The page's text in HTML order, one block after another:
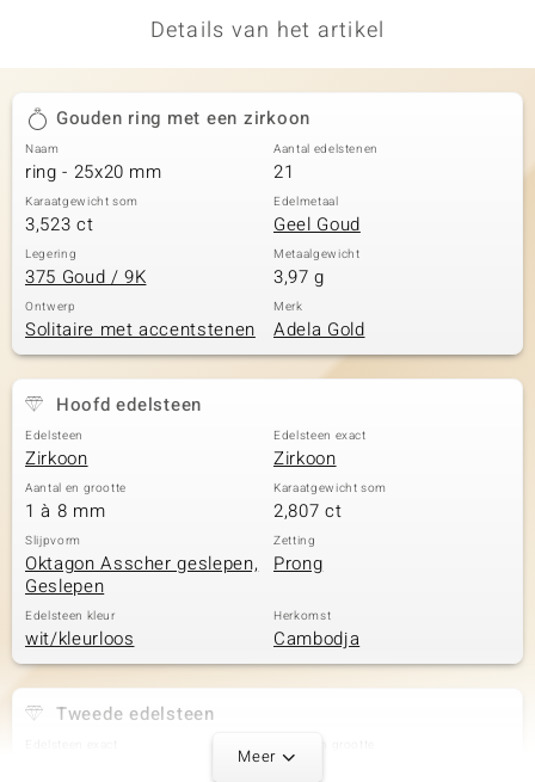
Details van het artikel
Gouden ring met een zirkoon
Naam
ring - 25x20 mm
Aantal edelstenen
21
Karaatgewicht som
3,523 ct
Edelmetaal
Geel Goud
Legering
375 Goud / 9K
Metaalgewicht
3,97 g
Ontwerp
Solitaire met accentstenen
Merk
Adela Gold
Hoofd edelsteen
Edelsteen
Zirkoon
Edelsteen exact
Zirkoon
Aantal en grootte
1 à 8 mm
Karaatgewicht som
2,807 ct
Slijpvorm
Oktagon Asscher geslepen,
Geslepen
Zetting
Prong
Edelsteen kleur
wit/kleurloos
Herkomst
Cambodja
Tweede edelsteen
2 à 4x2 mm
Meer